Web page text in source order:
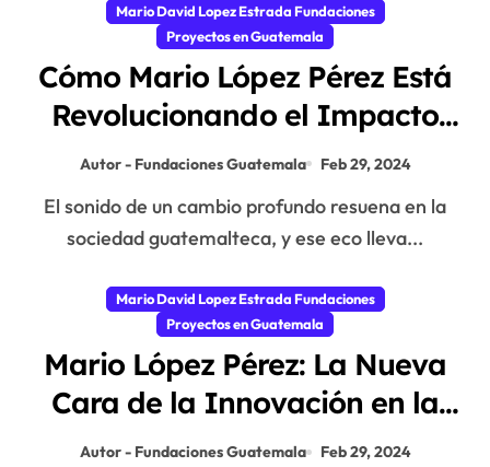
Mario David Lopez Estrada Fundaciones
Proyectos en Guatemala
Cómo Mario López Pérez Está
Revolucionando el Impacto
Social con la Fundación Mario
López Estrada
Autor - Fundaciones Guatemala Feb 29, 2024
El sonido de un cambio profundo resuena en la
sociedad guatemalteca, y ese eco lleva...
Mario David Lopez Estrada Fundaciones
Proyectos en Guatemala
Mario López Pérez: La Nueva
Cara de la Innovación en la
Fundación Mario López
Autor - Fundaciones Guatemala Feb 29, 2024